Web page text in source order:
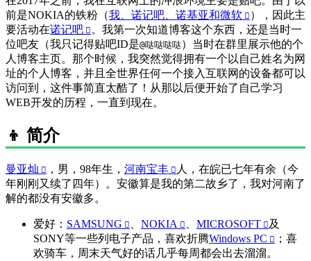
前是NOKIA的铁粉（我、诺记吧、诺基亚和微软
），因此主
要活动在诺记吧
。我第一次知道博客这个东西，还是当时一
位吧友（我只记得贴吧ID是@哒哒哒哒）当时在群里展示他的个
人博客主页。那个时候，我突然觉得拥有一个以自己姓名为网
址的个人博客，并且全世界任何一个接入互联网的设备都可以
访问到，这件事简直太酷了！从那以后便开始了自己学习
WEB开发的历程，一直到现在。
👦 简介
曼亚灿 ，男，98年生， 河南宝丰
人，在皖已七年有余（今
年刚刚又续了四年）。安徽算是我的第二故乡了，我对河南了
解的都没有安徽多。
爱好： SAMSUNG NOKIA MICROSOFT
及
SONY等一些列电子产品，喜欢折腾Windows PC
；喜
欢骑车，周末天气好的话几乎每周都会出去溜溜。